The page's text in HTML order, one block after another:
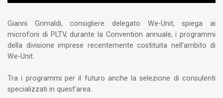
Gianni Grimaldi, consigliere delegato We-Unit, spiega ai
microfoni di PLTV, durante la Convention annuale, i programmi
della divisione imprese recentemente costituita nell’ambito di
We-Unit.
Tra i programmi per il futuro anche la selezione di consulenti
specializzati in quest’area.